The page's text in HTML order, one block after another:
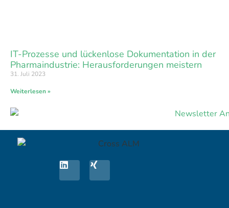
IT-Prozesse und lückenlose Dokumentation in der
Pharmaindustrie: Herausforderungen meistern
31. Juli 2023
Weiterlesen »